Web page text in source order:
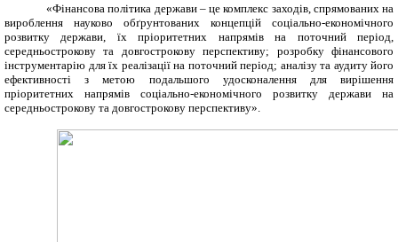
«Фінансова політика держави – це комплекс заходів, спрямованих на
вироблення науково обґрунтованих концепцій соціально-економічного
розвитку держави, їх пріоритетних напрямів на поточний період,
середньострокову та довгострокову перспективу; розробку фінансового
інструментарію для їх реалізації на поточний період; аналізу та аудиту його
ефективності з метою подальшого удосконалення для вирішення
пріоритетних напрямів соціально-економічного розвитку держави на
середньострокову та довгострокову перспективу».